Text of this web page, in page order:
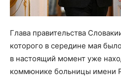
Глава правительства
которого в середине мая
в настоящий момент уже
коммюнике больницы имени